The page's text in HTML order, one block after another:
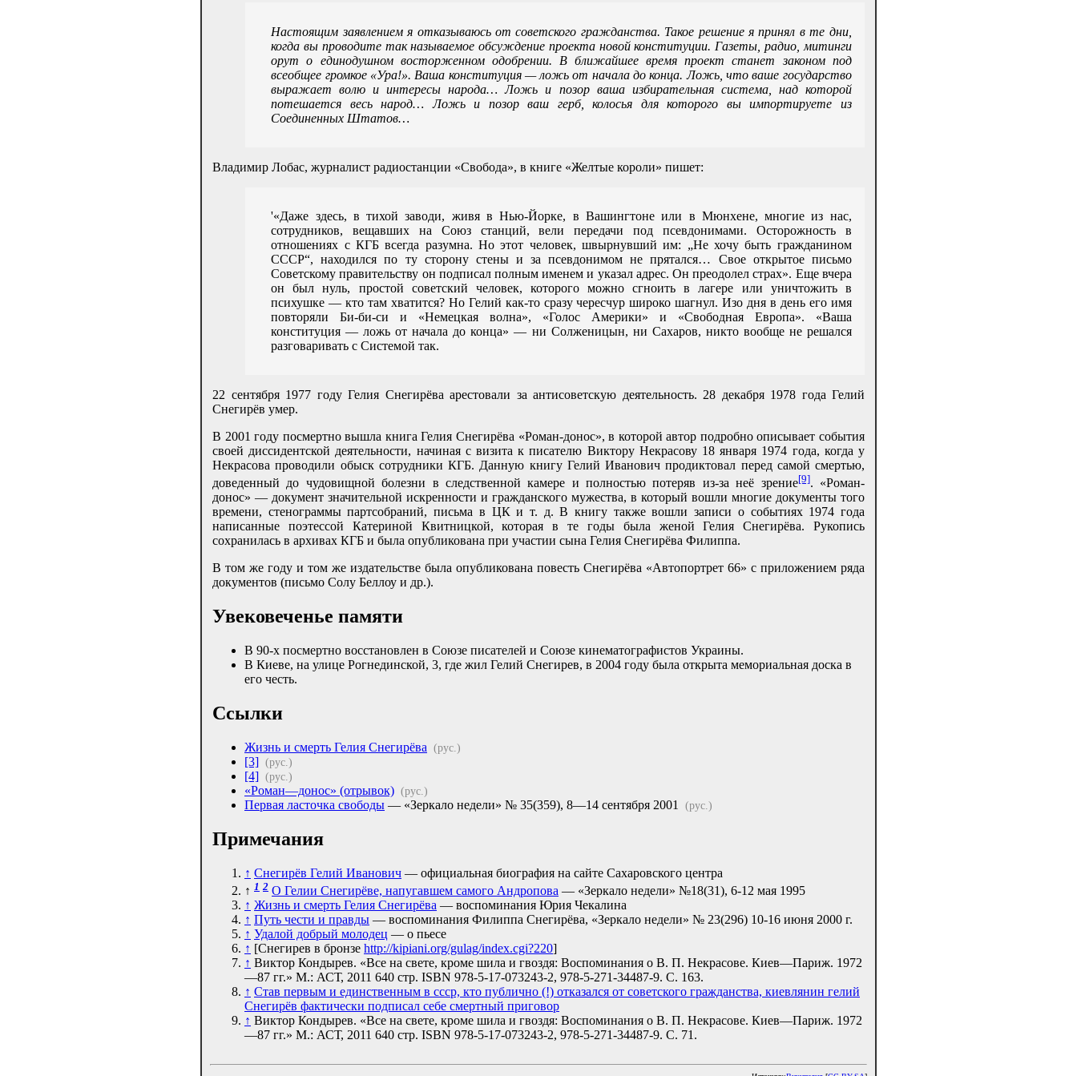
Настоящим заявлением я отказываюсь от советского гражданства. Такое решение я принял в те дни,
когда вы проводите так называемое обсуждение проекта новой конституции. Газеты, радио, митинги
орут о единодушном восторженном одобрении. В ближайшее время проект станет законом под
всеобщее громкое «Ура!». Ваша конституция — ложь от начала до конца. Ложь, что ваше государство
выражает волю и интересы народа… Ложь и позор ваша избирательная система, над которой
потешается весь народ… Ложь и позор ваш герб, колосья для которого вы импортируете из
Соединенных Штатов…
Владимир Лобас, журналист радиостанции «Свобода», в книге «Желтые короли» пишет:
'«Даже здесь, в тихой заводи, живя в Нью-Йорке, в Вашингтоне или в Мюнхене, многие из нас,
сотрудников, вещавших на Союз станций, вели передачи под псевдонимами. Осторожность в
отношениях с КГБ всегда разумна. Но этот человек, швырнувший им: „Не хочу быть гражданином
СССР“, находился по ту сторону стены и за псевдонимом не прятался… Свое открытое письмо
Советскому правительству он подписал полным именем и указал адрес. Он преодолел страх». Еще вчера
он был нуль, простой советский человек, которого можно сгноить в лагере или уничтожить в
психушке — кто там хватится? Но Гелий как-то сразу чересчур широко шагнул. Изо дня в день его имя
повторяли Би-би-си и «Немецкая волна», «Голос Америки» и «Свободная Европа». «Ваша
конституция — ложь от начала до конца» — ни Солженицын, ни Сахаров, никто вообще не решался
разговаривать с Системой так.
22 сентября 1977 году Гелия Снегирёва арестовали за антисоветскую деятельность. 28 декабря 1978 года Гелий
Снегирёв умер.
В 2001 году посмертно вышла книга Гелия Снегирёва «Роман-донос», в которой автор подробно описывает события
своей диссидентской деятельности, начиная с визита к писателю Виктору Некрасову 18 января 1974 года, когда у
Некрасова проводили обыск сотрудники КГБ. Данную книгу Гелий Иванович продиктовал перед самой смертью,
доведенный до чудовищной болезни в следственной камере и полностью потеряв из-за неё зрение[9]. «Роман-
донос» — документ значительной искренности и гражданского мужества, в который вошли многие документы того
времени, стенограммы партсобраний, письма в ЦК и т. д. В книгу также вошли записи о событиях 1974 года
написанные поэтессой Катериной Квитницкой, которая в те годы была женой Гелия Снегирёва. Рукопись
сохранилась в архивах КГБ и была опубликована при участии сына Гелия Снегирёва Филиппа.
В том же году и том же издательстве была опубликована повесть Снегирёва «Автопортрет 66» с приложением ряда
документов (письмо Солу Беллоу и др.).
Увековеченье памяти
В 90-х посмертно восстановлен в Союзе писателей и Союзе кинематографистов Украины.
В Киеве, на улице Рогнединской, 3, где жил Гелий Снегирев, в 2004 году была открыта мемориальная доска в
его честь.
Ссылки
Жизнь и смерть Гелия Снегирёва (рус.)
[3] (рус.)
[4] (рус.)
«Роман—донос» (отрывок) (рус.)
Первая ласточка свободы — «Зеркало недели» № 35(359), 8—14 сентября 2001 (рус.)
Примечания
↑ Снегирёв Гелий Иванович — официальная биография на сайте Сахаровского центра
↑ 1 2 О Гелии Снегирёве, напугавшем самого Андропова — «Зеркало недели» №18(31), 6-12 мая 1995
↑ Жизнь и смерть Гелия Снегирёва — воспоминания Юрия Чекалина
↑ Путь чести и правды — воспоминания Филиппа Снегирёва, «Зеркало недели» № 23(296) 10-16 июня 2000 г.
↑ Удалой добрый молодец — о пьесе
↑ [Снегирев в бронзе http://kipiani.org/gulag/index.cgi?220]
↑ Виктор Кондырев. «Все на свете, кроме шила и гвоздя: Воспоминания о В. П. Некрасове. Киев—Париж. 1972
—87 гг.» М.: АСТ, 2011 640 стр. ISBN 978-5-17-073243-2, 978-5-271-34487-9. С. 163.
↑ Став первым и единственным в ссср, кто публично (!) отказался от советского гражданства, киевлянин гелий
Снегирёв фактически подписал себе смертный приговор
↑ Виктор Кондырев. «Все на свете, кроме шила и гвоздя: Воспоминания о В. П. Некрасове. Киев—Париж. 1972
—87 гг.» М.: АСТ, 2011 640 стр. ISBN 978-5-17-073243-2, 978-5-271-34487-9. С. 71.